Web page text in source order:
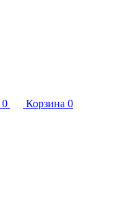
0 Корзина 0